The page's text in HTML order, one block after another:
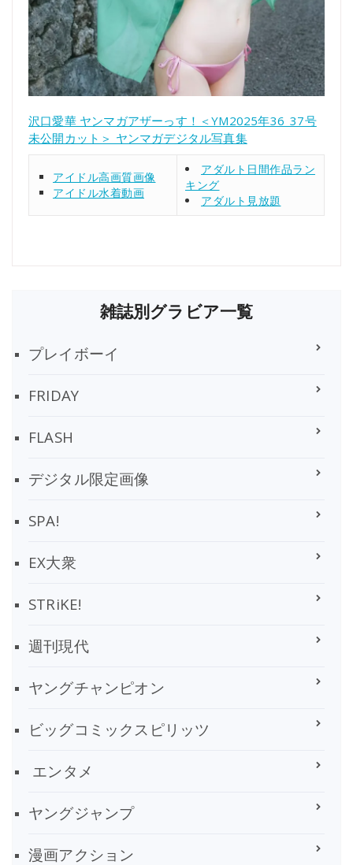
沢口愛華 ヤンマガアザーっす！＜YM2025年36_37号
未公開カット＞ ヤンマガデジタル写真集
アイドル高画質画像
アイドル水着動画
アダルト日間作品ラン
キング
アダルト見放題
雑誌別グラビア一覧
プレイボーイ
FRIDAY
FLASH
デジタル限定画像
SPA!
EX大衆
STRiKE!
週刊現代
ヤングチャンピオン
ビッグコミックスピリッツ
エンタメ
ヤングジャンプ
漫画アクション